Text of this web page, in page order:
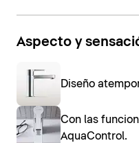
Aspecto y
Diseño
Con las
AquaControl.